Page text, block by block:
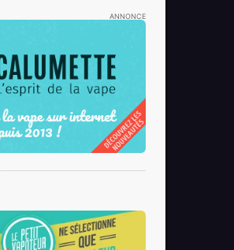
ANNONCE